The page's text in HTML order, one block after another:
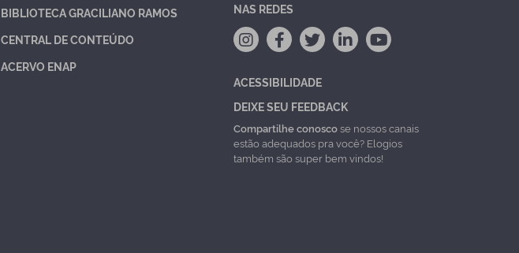
BIBLIOTECA GRACILIANO RAMOS
CENTRAL DE CONTEÚDO
ACERVO ENAP
NAS REDES
ACESSIBILIDADE
DEIXE SEU FEEDBACK
Compartilhe conoscose nossos canais
estão adequados pra você? Elogios
também são super bem vindos!